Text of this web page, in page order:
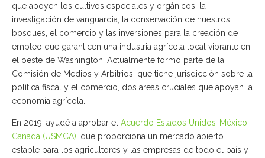
que apoyen los cultivos especiales y orgánicos, la
investigación de vanguardia, la conservación de nuestros
bosques, el comercio y las inversiones para la creación de
empleo que garanticen una industria agrícola local vibrante en
el oeste de Washington. Actualmente formo parte de la
Comisión de Medios y Arbitrios, que tiene jurisdicción sobre la
política fiscal y el comercio, dos áreas cruciales que apoyan la
economía agrícola.
En 2019, ayudé a aprobar el Acuerdo Estados Unidos-México-
Canadá (USMCA) , que proporciona un mercado abierto
estable para los agricultores y las empresas de todo el país y